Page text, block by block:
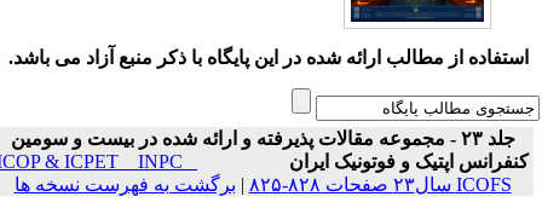
استفاده از مطالب ارائه شده در این پایگاه با ذکر منبع آزاد می باشد.
جلد ۲۳ - مجموعه مقالات پذیرفته و ارائه شده در بیست و سومین
کنفرانس اپتیک و فوتونیک ایران
ICOP & ICPET _ INPC _
ICOFS سال۲۳ صفحات ۸۲۸-۸۲۵
| برگشت به فهرست نسخه ها